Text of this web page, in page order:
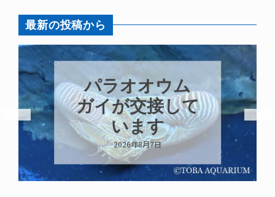
最新の投稿から
パラオオウム
ガイが交接して
います
2026年8月7日